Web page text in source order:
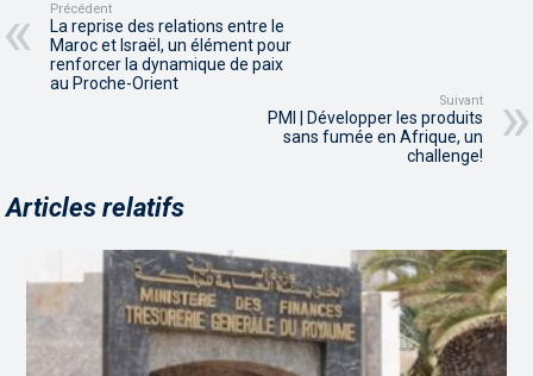
Précédent
La reprise des relations entre le
Maroc et Israël, un élément pour
renforcer la dynamique de paix
au Proche-Orient
Suivant
PMI | Développer les produits
sans fumée en Afrique, un
challenge!
Articles relatifs